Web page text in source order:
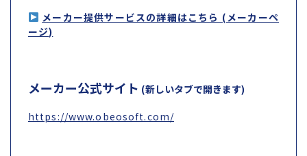
メーカー提供サービスの詳細はこちら (メーカーペ
ージ)
メーカー公式サイト (新しいタブで開きます)
https://www.obeosoft.com/